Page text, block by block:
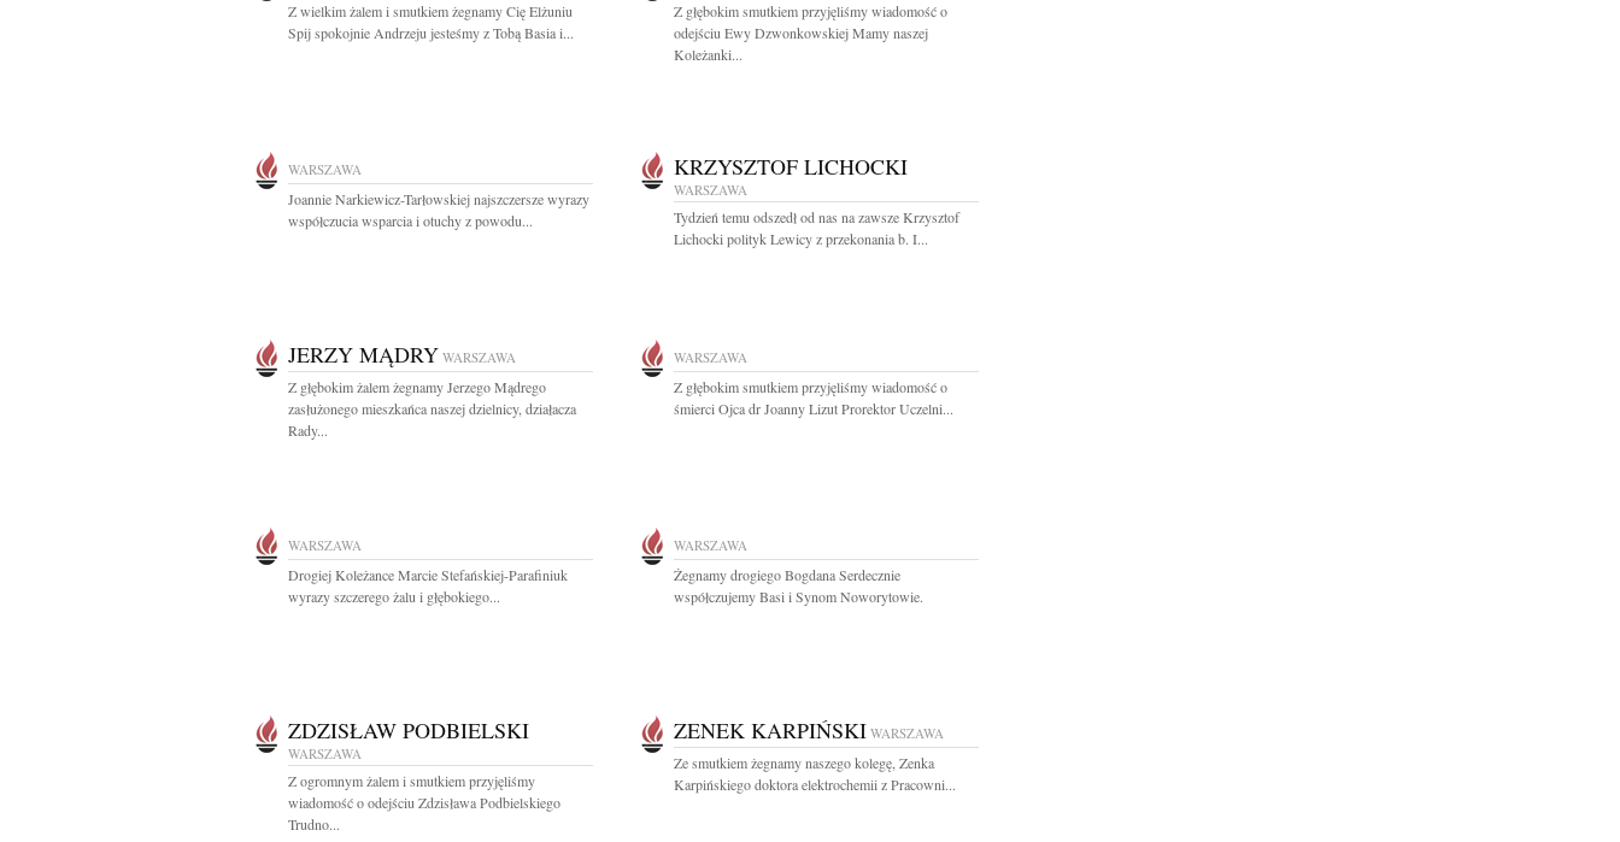
Z wielkim żalem i smutkiem żegnamy Cię Elżuniu
Spij spokojnie Andrzeju jesteśmy z Tobą Basia i...
Z głębokim smutkiem przyjęliśmy wiadomość o
odejściu Ewy Dzwonkowskiej Mamy naszej
Koleżanki...
WARSZAWA
Joannie Narkiewicz-Tarłowskiej najszczersze wyrazy
współczucia wsparcia i otuchy z powodu...
KRZYSZTOF LICHOCKI
WARSZAWA
Tydzień temu odszedł od nas na zawsze Krzysztof
Lichocki polityk Lewicy z przekonania b. I...
JERZY MĄDRY WARSZAWA
Z głębokim żalem żegnamy Jerzego Mądrego
zasłużonego mieszkańca naszej dzielnicy, działacza
Rady...
WARSZAWA
Z głębokim smutkiem przyjęliśmy wiadomość o
śmierci Ojca dr Joanny Lizut Prorektor Uczelni...
WARSZAWA
Drogiej Koleżance Marcie Stefańskiej-Parafiniuk
wyrazy szczerego żalu i głębokiego...
WARSZAWA
Żegnamy drogiego Bogdana Serdecznie
współczujemy Basi i Synom Noworytowie.
ZDZISŁAW PODBIELSKI
WARSZAWA
Z ogromnym żalem i smutkiem przyjęliśmy
wiadomość o odejściu Zdzisława Podbielskiego
Trudno...
ZENEK KARPIŃSKI WARSZAWA
Ze smutkiem żegnamy naszego kolegę, Zenka
Karpińskiego doktora elektrochemii z Pracowni...